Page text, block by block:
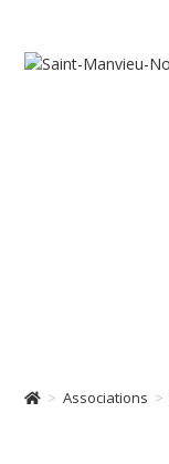
content
> Associations >